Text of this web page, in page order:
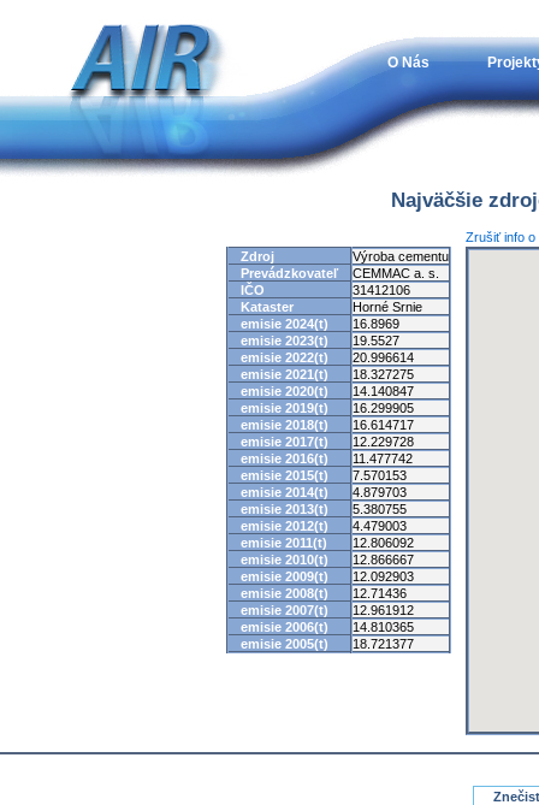
O Nás
Najväčšie
Zrušiť info
Zdroj
Výroba cementu
Prevádzkovateľ
CEMMAC a. s.
IČO
31412106
Kataster
Horné Srnie
emisie 2024(t)
16.8969
emisie 2023(t)
19.5527
emisie 2022(t)
20.996614
emisie 2021(t)
18.327275
emisie 2020(t)
14.140847
emisie 2019(t)
16.299905
emisie 2018(t)
16.614717
emisie 2017(t)
12.229728
emisie 2016(t)
11.477742
emisie 2015(t)
7.570153
emisie 2014(t)
4.879703
emisie 2013(t)
5.380755
emisie 2012(t)
4.479003
emisie 2011(t)
12.806092
emisie 2010(t)
12.866667
emisie 2009(t)
12.092903
emisie 2008(t)
12.71436
emisie 2007(t)
12.961912
emisie 2006(t)
14.810365
emisie 2005(t)
18.721377